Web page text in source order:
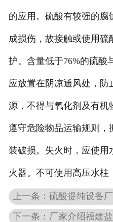
的应用。硫酸有较强的腐
成损伤，故接触或使用
护。含量低于76%的硫酸
应放置在阴凉通风处，防
源，不得与氧化剂及有机
遵守危险物品运输规则，
装破损。失火时，应使用
火器。不可使用高压水柱
上一条：硫酸提纯设备
下一条：厂家介绍福建